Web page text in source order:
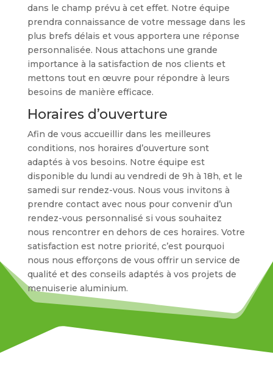
dans le champ prévu à cet effet. Notre équipe
prendra connaissance de votre message dans les
plus brefs délais et vous apportera une réponse
personnalisée. Nous attachons une grande
importance à la satisfaction de nos clients et
mettons tout en œuvre pour répondre à leurs
besoins de manière efficace.
Horaires d’ouverture
Afin de vous accueillir dans les meilleures
conditions, nos horaires d’ouverture sont
adaptés à vos besoins. Notre équipe est
disponible du lundi au vendredi de 9h à 18h, et le
samedi sur rendez-vous. Nous vous invitons à
prendre contact avec nous pour convenir d’un
rendez-vous personnalisé si vous souhaitez
nous rencontrer en dehors de ces horaires. Votre
satisfaction est notre priorité, c’est pourquoi
nous nous efforçons de vous offrir un service de
qualité et des conseils adaptés à vos projets de
menuiserie aluminium.